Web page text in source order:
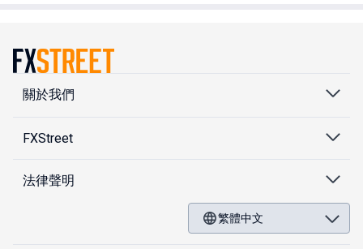
關於我們
FXStreet
法律聲明
繁體中文